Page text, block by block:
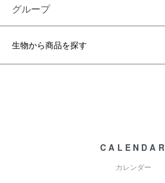
グループ
生物から商品を探す
CALENDAR
カレンダー